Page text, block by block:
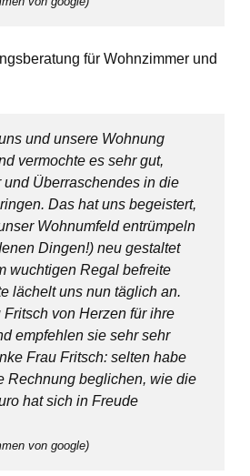
für Wohnzimmer und
und unsere Wohnung
vermochte es sehr gut,
und Überraschendes in die
Das hat uns begeistert,
Wohnumfeld entrümpeln
Dingen!) neu gestaltet
wuchtigen Regal befreite
lächelt uns nun täglich an.
Fritsch von Herzen für ihre
empfehlen sie sehr sehr
Frau Fritsch: selten habe
Rechnung beglichen, wie die
hat sich in Freude
von google)